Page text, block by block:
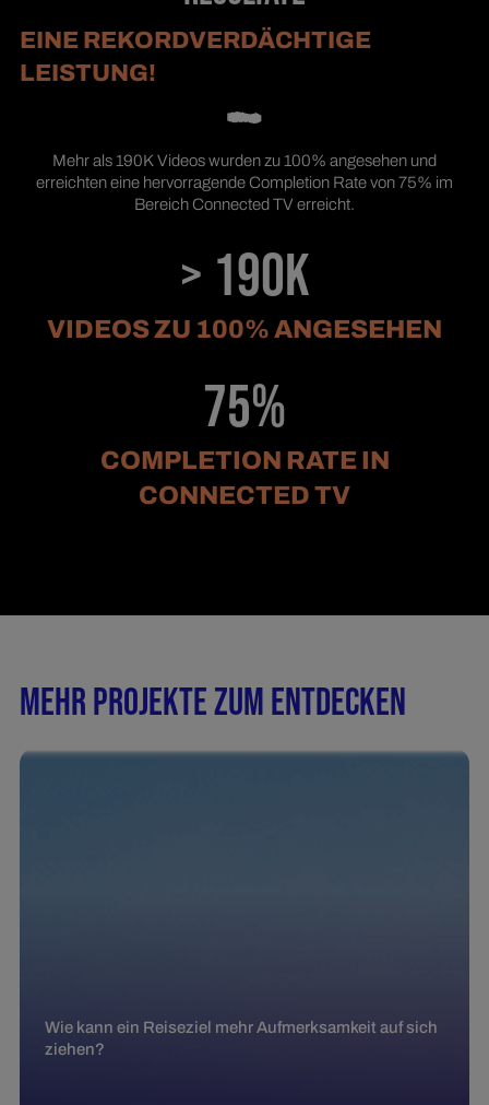
EINE REKORDVERDÄCHTIGE
LEISTUNG!
Mehr als 190K Videos wurden zu 100% angesehen und
erreichten eine hervorragende Completion Rate von 75% im
Bereich Connected TV erreicht.
> 190K
VIDEOS ZU 100% ANGESEHEN
75%
COMPLETION RATE IN
CONNECTED TV
MEHR PROJEKTE ZUM ENTDECKEN
Wie kann ein Reiseziel mehr Aufmerksamkeit auf sich
ziehen?